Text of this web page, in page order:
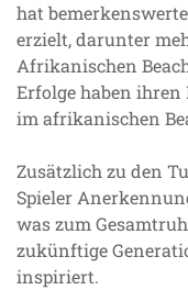
hat
erzielt, darunter
Afrikanischen
Erfolge haben
im afrikanischen
Zusätzlich zu den
Spieler
was zum
zukünftige
inspiriert.